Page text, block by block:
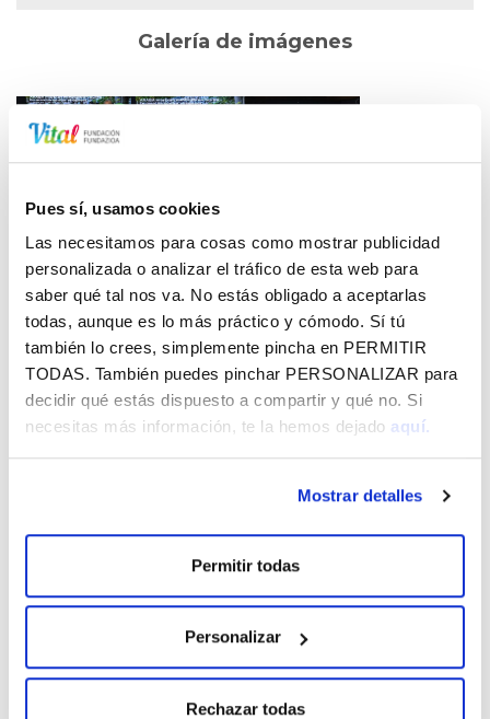
Pues sí, usamos cookies
Las necesitamos para cosas como mostrar publicidad
personalizada o analizar el tráfico de esta web para
saber qué tal nos va. No estás obligado a aceptarlas
todas, aunque es lo más práctico y cómodo. Sí tú
también lo crees, simplemente pincha en PERMITIR
TODAS. También puedes pinchar PERSONALIZAR para
decidir qué estás dispuesto a compartir y qué no. Si
necesitas más información, te la hemos dejado aquí.
Mostrar detalles
Permitir todas
Personalizar
Rechazar todas
Galería de imágenes
Vital por Álava - Agosto 2026
CórrELA 2026
Jaibus - La Blanca y agosto 2026
SUSCRÍBETE A LO QUE TE INTERESA
EN FUNDACIÓN VITAL Y RECÍBELO EN
TU EMAIL GRATIS